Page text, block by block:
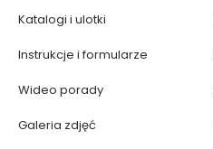
Katalogi i ulotki
Instrukcje i formularze
Wideo porady
Galeria zdjęć